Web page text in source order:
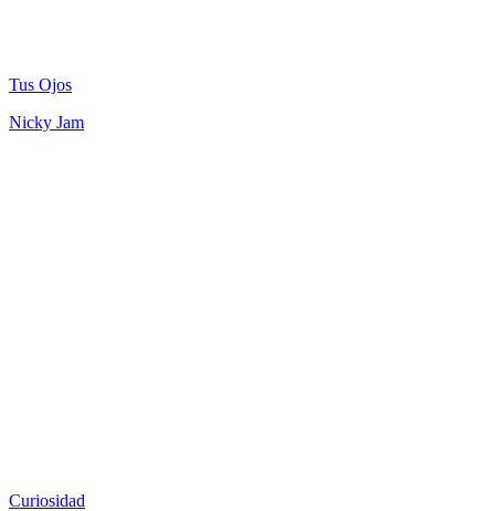
Tus Ojos
Nicky Jam
Curiosidad